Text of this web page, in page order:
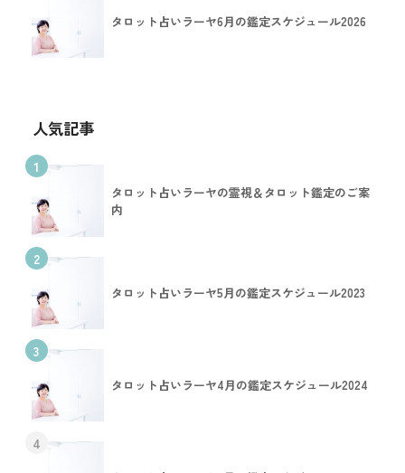
タロット占いラーヤ6月の鑑定スケジュール2026
人気記事
1
タロット占いラーヤの霊視＆タロット鑑定のご案
内
2
タロット占いラーヤ5月の鑑定スケジュール2023
3
タロット占いラーヤ4月の鑑定スケジュール2024
4